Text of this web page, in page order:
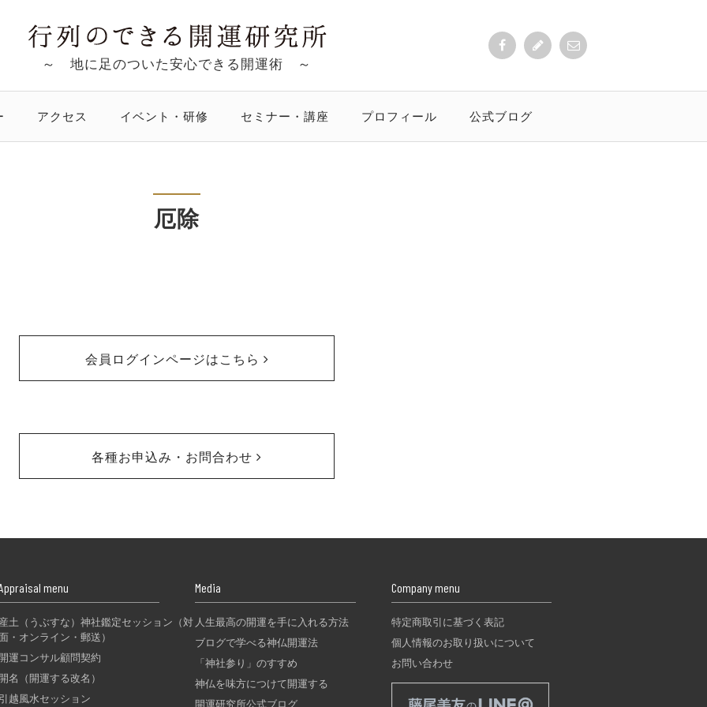
～ 地に足のついた安心できる開運術 ～
アクセス イベント・研修 セミナー・講座 プロフィール 公式ブログ
厄除
会員ログインページはこちら
各種お申込み・お問合わせ
menu
産土（うぶすな）神社鑑定セッション（対
・オンライン・郵送）
開運コンサル顧問契約
開名（開運する改名）
引越風水セッション
Media
人生最高の開運を手に入れる方法
ブログで学べる神仏開運法
「神社参り」のすすめ
神仏を味方につけて開運する
開運研究所公式ブログ
Company menu
特定商取引に基づく表記
個人情報のお取り扱いについて
お問い合わせ